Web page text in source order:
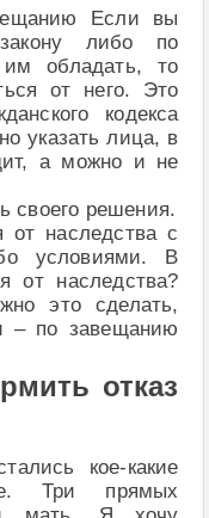
Если вы
либо по
обладать, то
от него. Это
кодекса
указать лица, в
а можно и не
своего решения.
от наследства с
условиями. В
от наследства?
это сделать,
– по завещанию
отказ
кое-какие
Три прямых